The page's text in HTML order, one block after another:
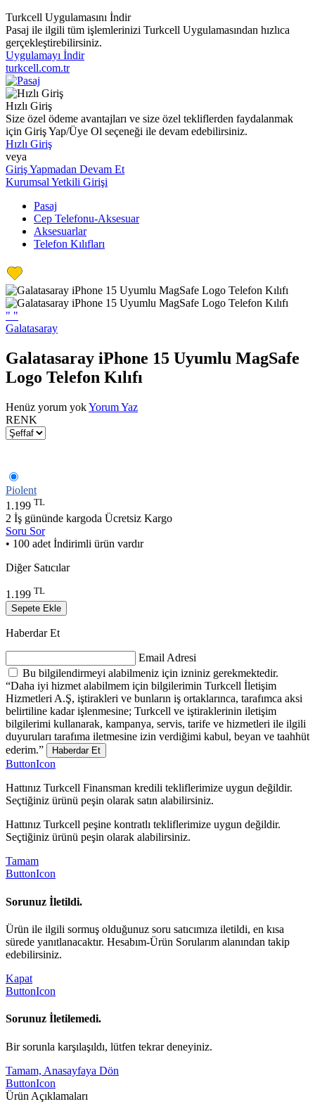
Turkcell Uygulamasını İndir
Pasaj ile ilgili tüm işlemlerinizi Turkcell Uygulamasından hızlıca
gerçekleştirebilirsiniz.
Uygulamayı İndir
turkcell.com.tr
Hızlı Giriş
Size özel ödeme avantajları ve size özel tekliflerden faydalanmak
için Giriş Yap/Üye Ol seçeneği ile devam edebilirsiniz.
Hızlı Giriş
veya
Giriş Yapmadan Devam Et
Kurumsal Yetkili Girişi
Pasaj
Cep Telefonu-Aksesuar
Aksesuarlar
Telefon Kılıfları
" "
Galatasaray
Galatasaray iPhone 15 Uyumlu MagSafe
Logo Telefon Kılıfı
Henüz yorum yokYorum Yaz
RENK
Piolent
1.199 TL
2 İş gününde kargoda Ücretsiz Kargo
Soru Sor
• 100 adet İndirimli ürün vardır
Diğer Satıcılar
1.199 TL
Sepete Ekle
Haberdar Et
Email Adresi
Bu bilgilendirmeyi alabilmeniz için izniniz gerekmektedir.
“Daha iyi hizmet alabilmem için bilgilerimin Turkcell İletişim
Hizmetleri A.Ş, iştirakleri ve bunların iş ortaklarınca, tarafımca aksi
belirtiline kadar işlenmesine; Turkcell ve iştiraklerinin iletişim
bilgilerimi kullanarak, kampanya, servis, tarife ve hizmetleri ile ilgili
duyuruları tarafıma iletmesine izin verdiğimi kabul, beyan ve taahhüt
ederim.”
Haberdar Et
ButtonIcon
Hattınız Turkcell Finansman kredili tekliflerimize uygun değildir.
Seçtiğiniz ürünü peşin olarak satın alabilirsiniz.
Hattınız Turkcell peşine kontratlı tekliflerimize uygun değildir.
Seçtiğiniz ürünü peşin olarak alabilirsiniz.
Tamam
ButtonIcon
Sorunuz İletildi.
Ürün ile ilgili sormuş olduğunuz soru satıcımıza iletildi, en kısa
sürede yanıtlanacaktır. Hesabım-Ürün Sorularım alanından takip
edebilirsiniz.
Kapat
ButtonIcon
Sorunuz İletilemedi.
Bir sorunla karşılaşıldı, lütfen tekrar deneyiniz.
Tamam, Anasayfaya Dön
ButtonIcon
Ürün Açıklamaları